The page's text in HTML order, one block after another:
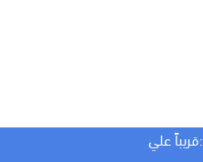
:قريباً علي